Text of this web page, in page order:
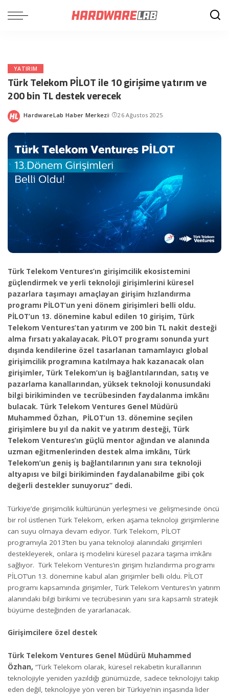
YATIRIM
Türk Telekom PİLOT ile 10 girişime yatırım ve
200 bin TL destek verecek
Posted
HardwareLab Haber Merkezi 26 Ağustos 2025
Türk Telekom Ventures’ın girişimcilik ekosistemini
güçlendirmek ve yerli teknoloji girişimlerini küresel
pazarlara taşımayı amaçlayan girişim hızlandırma
programı PİLOT’un yeni dönem girişimleri belli oldu.
PİLOT’un 13. dönemine kabul edilen 10 girişim, Türk
Telekom Ventures’tan yatırım ve 200 bin TL nakit desteği
alma fırsatı yakalayacak. PİLOT programı sonunda yurt
dışında kendilerine özel tasarlanan tamamlayıcı global
girişimcilik programına katılmaya hak kazanacak olan
girişimler, Türk Telekom’un iş bağlantılarından, satış ve
pazarlama kanallarından, yüksek teknoloji konusundaki
bilgi birikiminden ve tecrübesinden faydalanma imkânı
bulacak. Türk Telekom Ventures Genel Müdürü
Muhammed Özhan, PİLOT’un 13. dönemine seçilen
girişimlere bu yıl da nakit ve yatırım desteği, Türk
Telekom Ventures’ın güçlü mentor ağından ve alanında
uzman eğitmenlerinden destek alma imkânı, Türk
Telekom’un geniş iş bağlantılarının yanı sıra teknoloji
altyapısı ve bilgi birikiminden faydalanabilme gibi çok
değerli destekler sunuyoruz” dedi.
Türkiye’de girişimcilik kültürünün yerleşmesi ve gelişmesinde öncü
bir rol üstlenen Türk Telekom, erken aşama teknoloji girişimlerine
can suyu olmaya devam ediyor. Türk Telekom, PİLOT
programıyla 2013’ten bu yana teknoloji alanındaki girişimleri
destekleyerek, onlara iş modelini küresel pazara taşıma imkânı
sağlıyor. Türk Telekom Ventures’ın girişim hızlandırma programı
PİLOT’un 13. dönemine kabul alan girişimler belli oldu. PİLOT
programı kapsamında girişimler, Türk Telekom Ventures’ın yatırım
alanındaki bilgi birikimi ve tecrübesinin yanı sıra kapsamlı stratejik
büyüme desteğinden de yararlanacak.
Girişimcilere özel destek
Türk Telekom Ventures Genel Müdürü Muhammed
Özhan, “Türk Telekom olarak, küresel rekabetin kurallarının
teknolojiyle yeniden yazıldığı günümüzde, sadece teknolojiyi takip
eden değil, teknolojiye yön veren bir Türkiye’nin inşasında lider